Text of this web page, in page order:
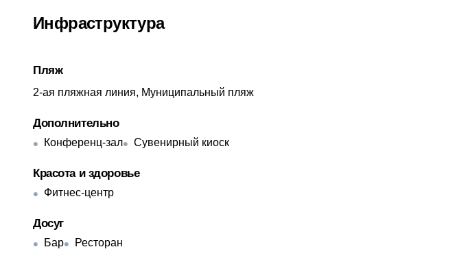
Инфраструктура
Пляж
2-ая пляжная линия, Муниципальный пляж
Дополнительно
Конференц-зал Сувенирный киоск
Красота и здоровье
Фитнес-центр
Досуг
Бар Ресторан